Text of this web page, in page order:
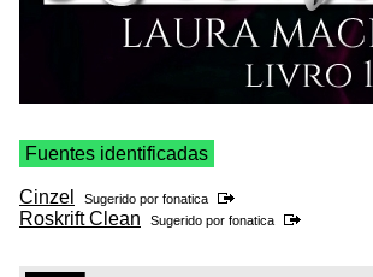
Fuentes identificadas
Cinzel Sugerido por fonatica
Roskrift Clean Sugerido por fonatica